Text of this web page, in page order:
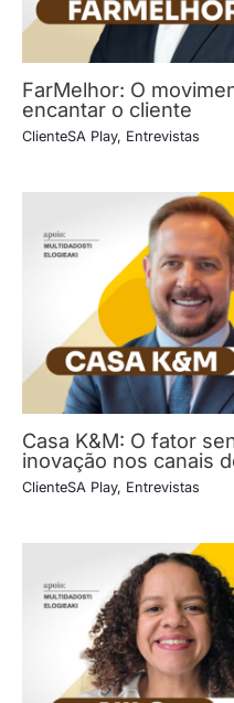
FarMelhor: O
encantar o cliente
ClienteSA Play, Entrevistas
Casa K&M: O fator
inovação nos canais
ClienteSA Play, Entrevistas